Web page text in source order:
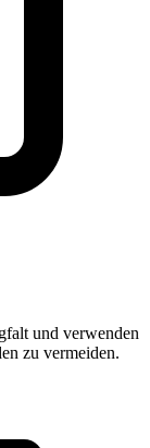
und verwenden
zu vermeiden.